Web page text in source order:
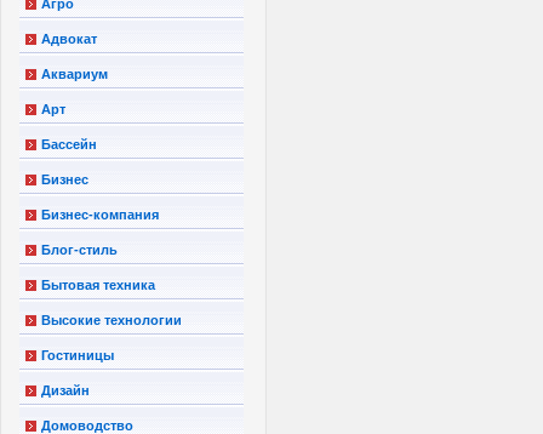
Агро
Адвокат
Аквариум
Арт
Бассейн
Бизнес
Бизнес-компания
Блог-стиль
Бытовая техника
Высокие технологии
Гостиницы
Дизайн
Домоводство